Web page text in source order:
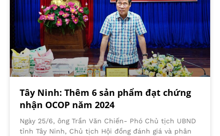
Tây Ninh: Thêm 6 sản phẩm đạt chứng
nhận OCOP năm 2024
Ngày 25/6, ông Trần Văn Chiến- Phó Chủ tịch UBND
tỉnh Tây Ninh, Chủ tịch Hội đồng đánh giá và phân